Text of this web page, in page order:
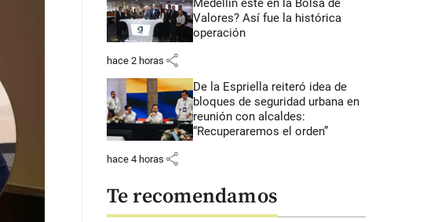
Medellín esté en la Bolsa de
Valores? Así fue la histórica
operación
hace 2 horas share
De la Espriella reiteró idea de
bloques de seguridad urbana en
reunión con alcaldes:
“Recuperaremos el orden”
hace 4 horas share
Te recomendamos